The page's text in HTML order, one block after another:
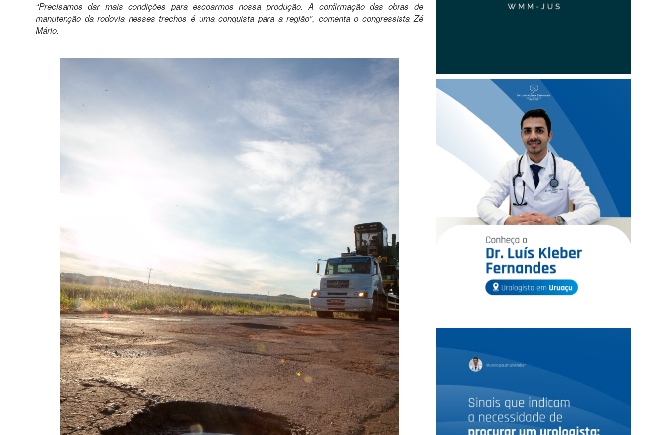
“Precisamos dar mais condições para escoarmos nossa produção. A confirmação das obras de
manutenção da rodovia nesses trechos é uma conquista para a região”, comenta o congressista Zé
Mário.